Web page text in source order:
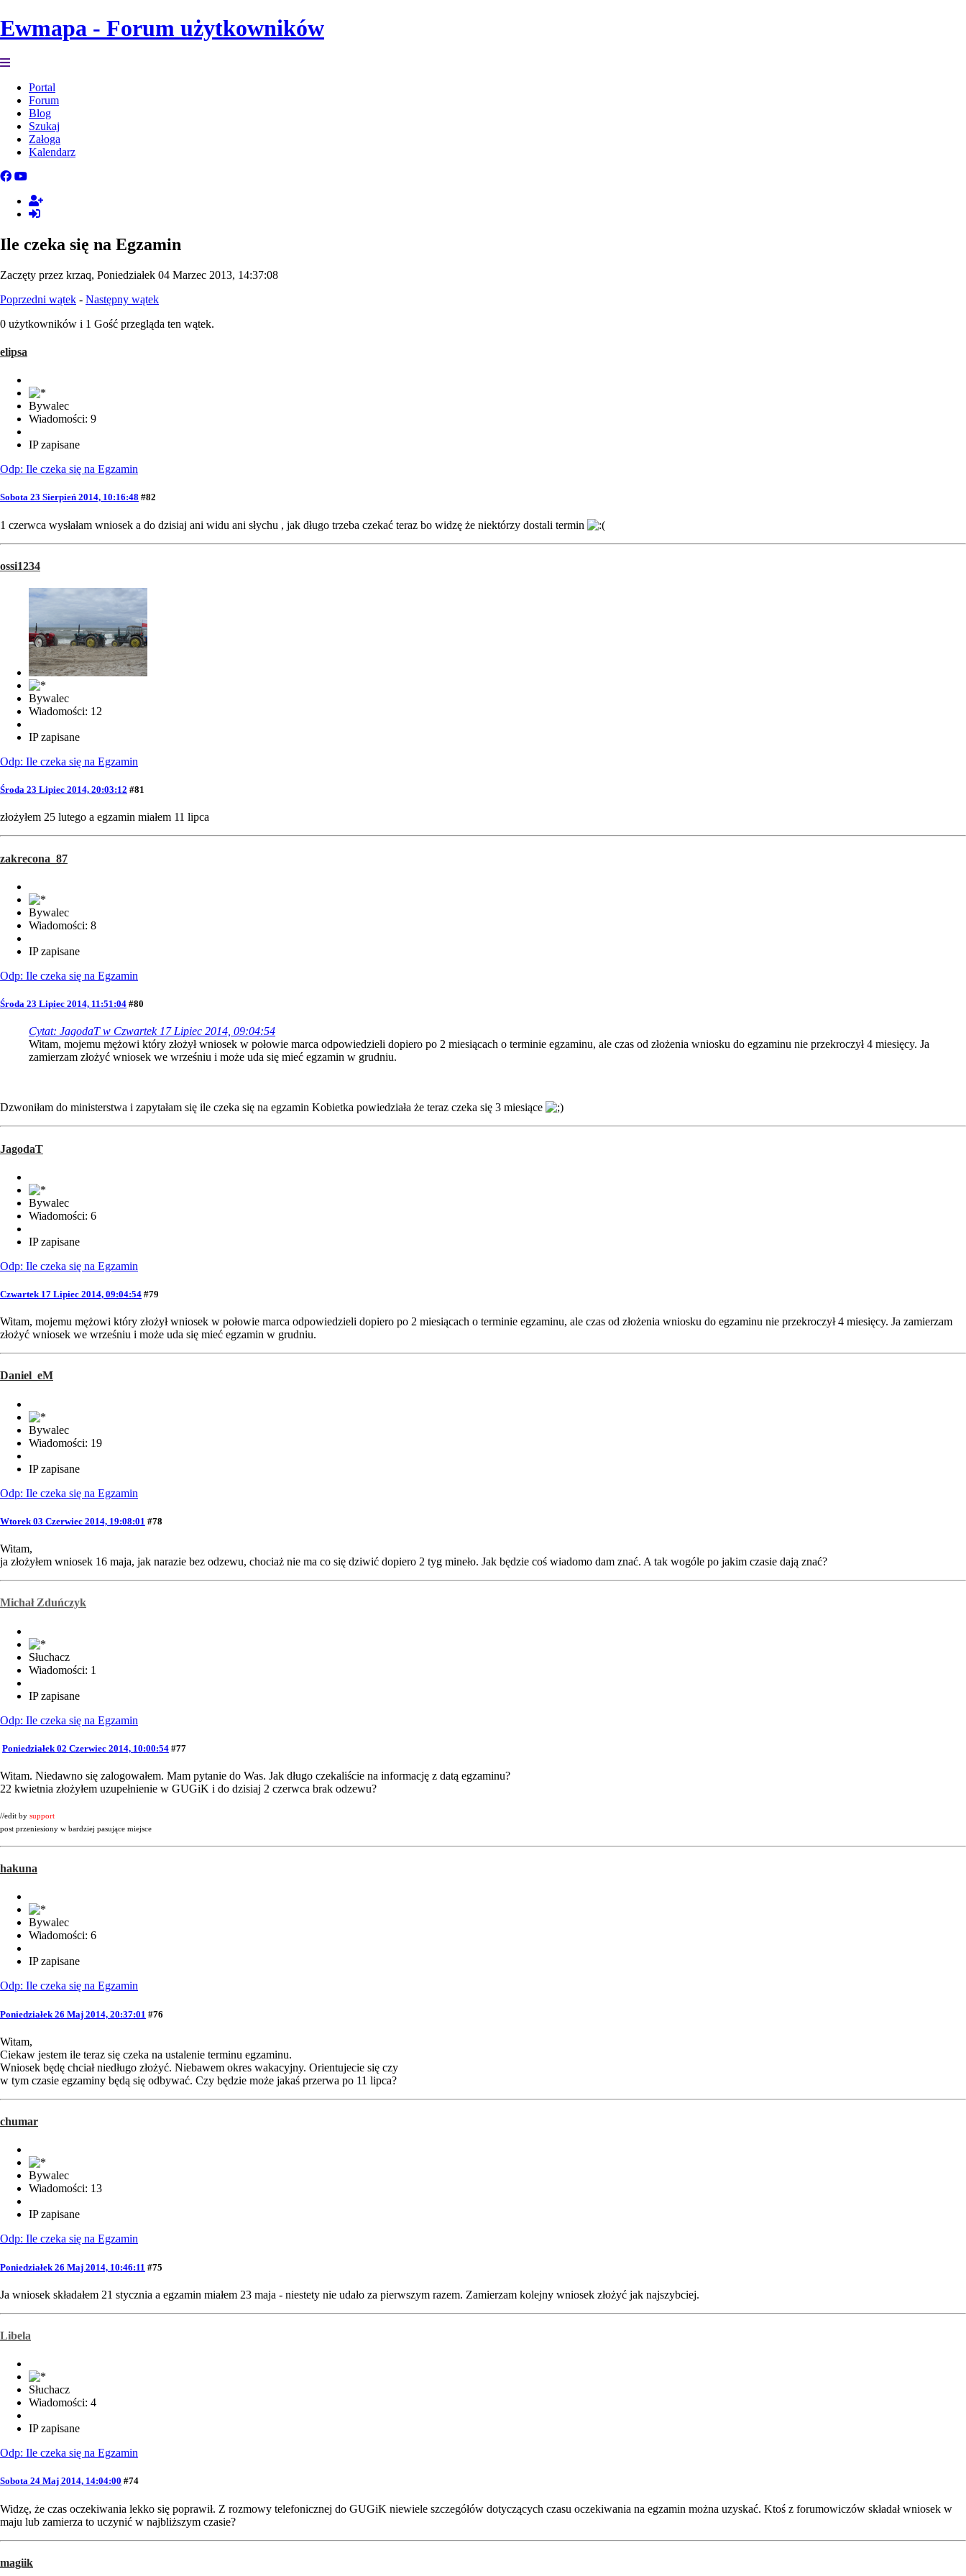
Ewmapa - Forum użytkowników
Portal
Forum
Blog
Szukaj
Załoga
Kalendarz
Ile czeka się na Egzamin
Zaczęty przez krzaq, Poniedziałek 04 Marzec 2013, 14:37:08
Poprzedni wątek - Następny wątek
0 użytkowników i 1 Gość przegląda ten wątek.
elipsa
Bywalec
Wiadomości: 9
IP zapisane
Odp: Ile czeka się na Egzamin
Sobota 23 Sierpień 2014, 10:16:48 #82
1 czerwca wysłałam wniosek a do dzisiaj ani widu ani słychu , jak długo trzeba czekać teraz bo widzę że niektórzy dostali termin
ossi1234
Bywalec
Wiadomości: 12
IP zapisane
Odp: Ile czeka się na Egzamin
Środa 23 Lipiec 2014, 20:03:12 #81
złożyłem 25 lutego a egzamin miałem 11 lipca
zakrecona_87
Bywalec
Wiadomości: 8
IP zapisane
Odp: Ile czeka się na Egzamin
Środa 23 Lipiec 2014, 11:51:04 #80
Cytat: JagodaT w Czwartek 17 Lipiec 2014, 09:04:54
Witam, mojemu mężowi który złożył wniosek w połowie marca odpowiedzieli dopiero po 2 miesiącach o terminie egzaminu, ale czas od złożenia wniosku do egzaminu nie przekroczył 4 miesięcy. Ja
zamierzam złożyć wniosek we wrześniu i może uda się mieć egzamin w grudniu.
Dzwoniłam do ministerstwa i zapytałam się ile czeka się na egzamin Kobietka powiedziała że teraz czeka się 3 miesiące
JagodaT
Bywalec
Wiadomości: 6
IP zapisane
Odp: Ile czeka się na Egzamin
Czwartek 17 Lipiec 2014, 09:04:54 #79
Witam, mojemu mężowi który złożył wniosek w połowie marca odpowiedzieli dopiero po 2 miesiącach o terminie egzaminu, ale czas od złożenia wniosku do egzaminu nie przekroczył 4 miesięcy. Ja zamierzam
złożyć wniosek we wrześniu i może uda się mieć egzamin w grudniu.
Daniel_eM
Bywalec
Wiadomości: 19
IP zapisane
Odp: Ile czeka się na Egzamin
Wtorek 03 Czerwiec 2014, 19:08:01 #78
Witam,
ja złożyłem wniosek 16 maja, jak narazie bez odzewu, chociaż nie ma co się dziwić dopiero 2 tyg mineło. Jak będzie coś wiadomo dam znać. A tak wogóle po jakim czasie dają znać?
Michał Zduńczyk
Słuchacz
Wiadomości: 1
IP zapisane
Odp: Ile czeka się na Egzamin
Poniedziałek 02 Czerwiec 2014, 10:00:54 #77
Witam. Niedawno się zalogowałem. Mam pytanie do Was. Jak długo czekaliście na informację z datą egzaminu?
22 kwietnia złożyłem uzupełnienie w GUGiK i do dzisiaj 2 czerwca brak odzewu?
//edit by support
post przeniesiony w bardziej pasujące miejsce
hakuna
Bywalec
Wiadomości: 6
IP zapisane
Odp: Ile czeka się na Egzamin
Poniedziałek 26 Maj 2014, 20:37:01 #76
Witam,
Ciekaw jestem ile teraz się czeka na ustalenie terminu egzaminu.
Wniosek będę chciał niedługo złożyć. Niebawem okres wakacyjny. Orientujecie się czy
w tym czasie egzaminy będą się odbywać. Czy będzie może jakaś przerwa po 11 lipca?
chumar
Bywalec
Wiadomości: 13
IP zapisane
Odp: Ile czeka się na Egzamin
Poniedziałek 26 Maj 2014, 10:46:11 #75
Ja wniosek składałem 21 stycznia a egzamin miałem 23 maja - niestety nie udało za pierwszym razem. Zamierzam kolejny wniosek złożyć jak najszybciej.
Libela
Słuchacz
Wiadomości: 4
IP zapisane
Odp: Ile czeka się na Egzamin
Sobota 24 Maj 2014, 14:04:00 #74
Widzę, że czas oczekiwania lekko się poprawił. Z rozmowy telefonicznej do GUGiK niewiele szczegółów dotyczących czasu oczekiwania na egzamin można uzyskać. Ktoś z forumowiczów składał wniosek w
maju lub zamierza to uczynić w najbliższym czasie?
magiik